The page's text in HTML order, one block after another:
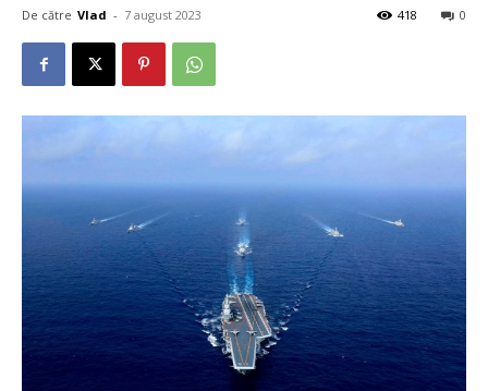
De către Vlad - 7 august 2023 0
418